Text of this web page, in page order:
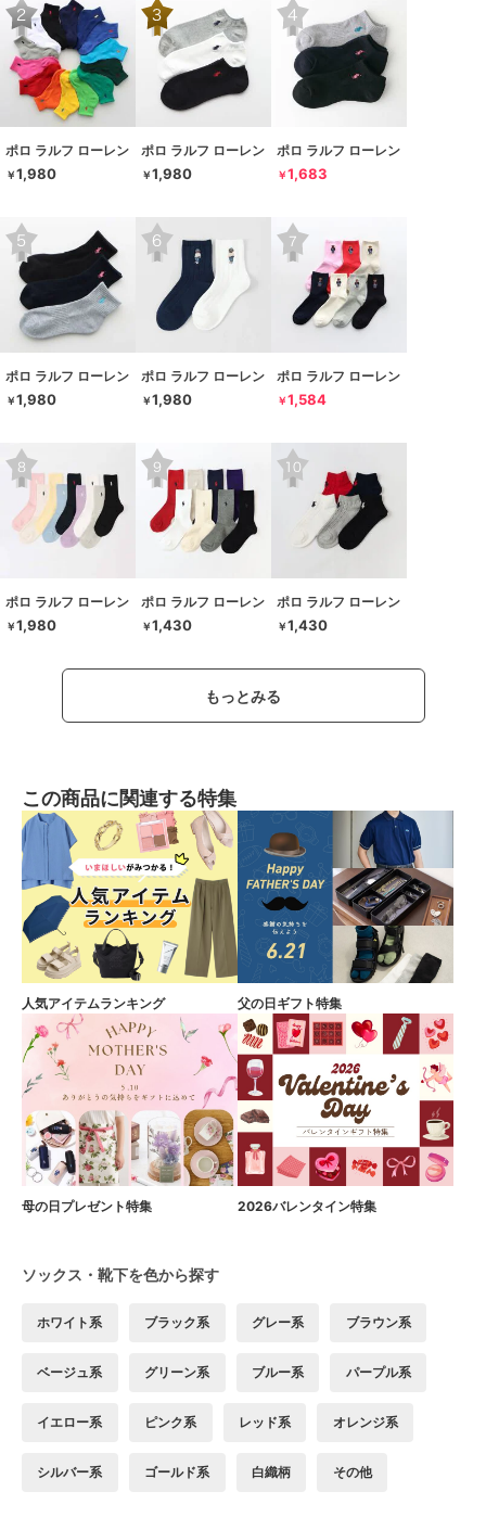
ポロ ラルフ ローレン
￥1,980
ポロ ラルフ ローレン
￥1,980
ポロ ラルフ ローレン
￥1,683
ポロ ラルフ ローレン
￥1,980
ポロ ラルフ ローレン
￥1,980
ポロ ラルフ ローレン
￥1,584
ポロ ラルフ ローレン
￥1,980
ポロ ラルフ ローレン
￥1,430
ポロ ラルフ ローレン
￥1,430
もっとみる
この商品に関連する特集
人気アイテムランキング 父の日ギフト特集
母の日プレゼント特集 2026バレンタイン特集
ソックス・靴下を色から探す
ホワイト系 ブラック系 グレー系 ブラウン系
ベージュ系 グリーン系 ブルー系 パープル系
イエロー系 ピンク系 レッド系 オレンジ系
シルバー系 ゴールド系 白織柄 その他